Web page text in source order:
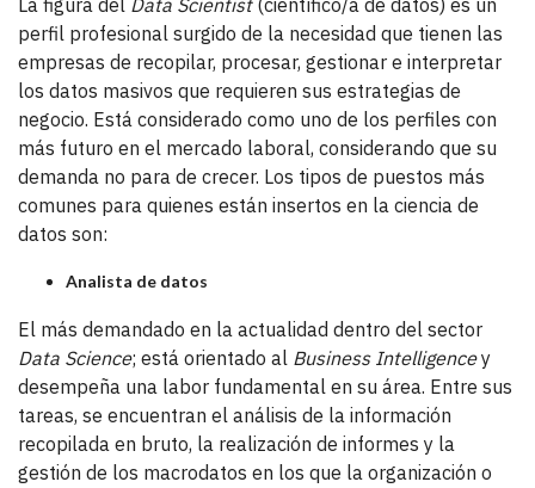
La figura del Data Scientist(científico/a de datos) es un
perfil profesional surgido de la necesidad que tienen las
empresas de recopilar, procesar, gestionar e interpretar
los datos masivos que requieren sus estrategias de
negocio. Está considerado como uno de los perfiles con
más futuro en el mercado laboral, considerando que su
demanda no para de crecer. Los tipos de puestos más
comunes para quienes están insertos en la ciencia de
datos son:
Analista de datos
El más demandado en la actualidad dentro del sector
Data Science; está orientado al Business Intelligencey
desempeña una labor fundamental en su área. Entre sus
tareas, se encuentran el análisis de la información
recopilada en bruto, la realización de informes y la
gestión de los macrodatos en los que la organización o